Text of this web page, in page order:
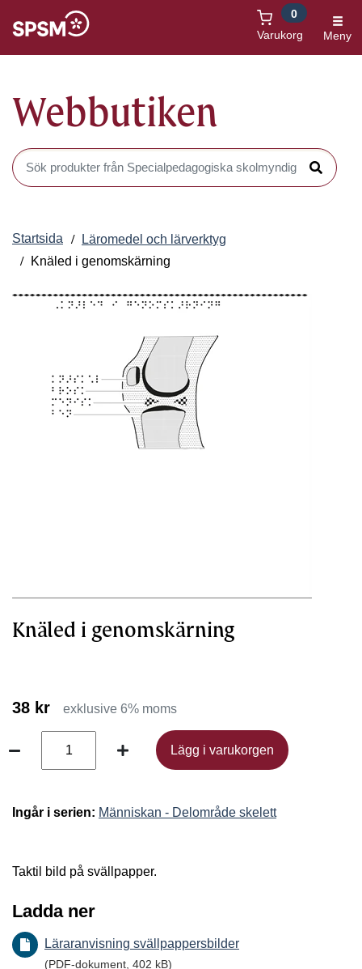
Varukorg
0
Meny
Webbutiken
Sök produkter i Webbutiken
Sök
Startsida
Läromedel och lärverktyg
Knäled i genomskärning
Knäled i genomskärning
38 kr exklusive 6% moms
Lägg i varukorgen
Lägg i varukorgen
Ingår i serien: Människan - Delområde skelett
Taktil bild på svällpapper.
Ladda ner
Läraranvisning svällpappersbilder
(PDF-dokument, 402 kB)